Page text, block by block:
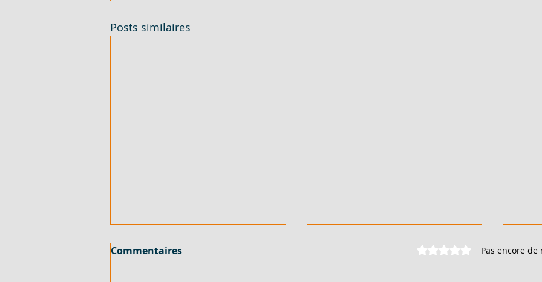
Posts similaires
Commentaires Noté 0 étoile sur 5.
Pas encore de